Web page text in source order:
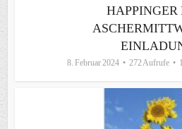
HAPPINGER
8. Februar 2024 272 Aufrufe